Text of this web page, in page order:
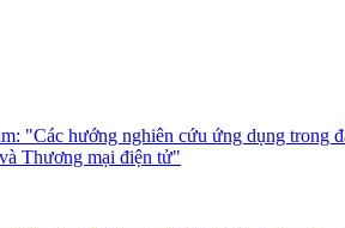
"Các hướng nghiên cứu ứng dụng trong
Thương mại điện tử"